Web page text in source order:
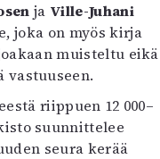
ja Ville-Juhani
e, joka on myös kirja
muisteltu eikä
vastuuseen.
riippuen 12 000–
suunnittelee
seura kerää